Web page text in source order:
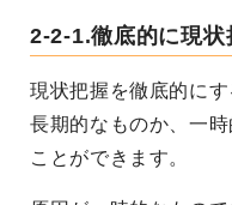
2-2-1.徹底的に現状
現状把握を徹底的に
長期的なものか、一
ことができます。